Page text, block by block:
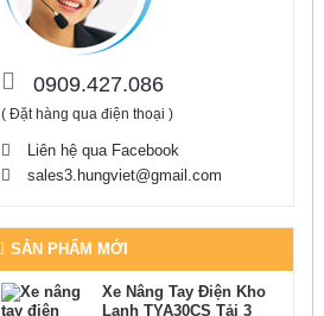
0909.427.086
( Đặt hàng qua điện thoại )
Liên hệ qua Facebook
sales3.hungviet@gmail.com
SẢN PHẨM MỚI
Xe Nâng Tay Điện Kho
Lạnh TYA30CS Tải 3